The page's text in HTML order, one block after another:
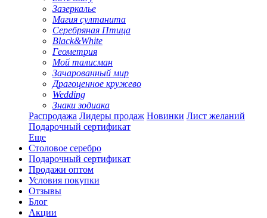
Зазеркалье
Магия султанита
Серебряная Птица
Black&White
Геометрия
Мой талисман
Зачарованный мир
Драгоценное кружево
Wedding
Знаки зодиака
Распродажа Лидеры продаж Новинки Лист желаний
Подарочный сертификат
Еще
Столовое серебро
Подарочный сертификат
Продажи оптом
Условия покупки
Отзывы
Блог
Акции